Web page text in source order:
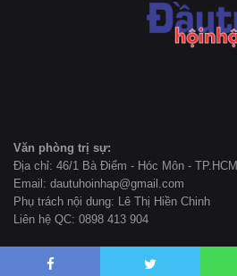
Văn phòng trị sự:
Địa chỉ: 46/1 Bà Điểm - Hóc Môn - TP.HCM
Email: dautuhoinhap@gmail.com
Phụ trách nội dung: Lê Thị Hiền Chinh
Liên hệ QC: 0898 413 904